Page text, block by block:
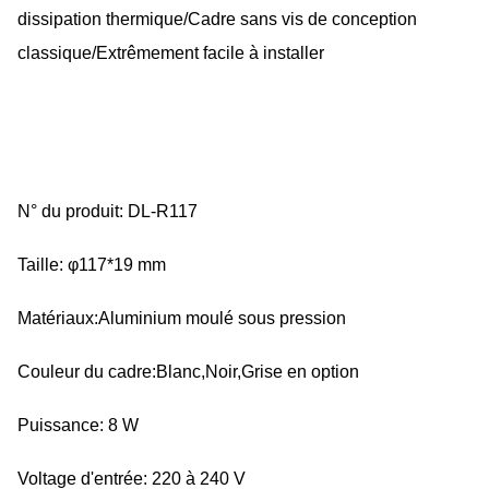
dissipation thermique/Cadre sans vis de conception
classique/Extrêmement facile à installer
N° du produit: DL-R117
Taille: φ117*19 mm
Matériaux:Aluminium moulé sous pression
Couleur du cadre:Blanc,Noir,Grise en option
Puissance: 8 W
Voltage d'entrée: 220 à 240 V